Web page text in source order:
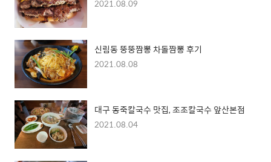
2021.08.09
신림동 뚱뚱짬뽕 차돌짬뽕 후기
2021.08.08
대구 동죽칼국수 맛집, 조조칼국수 앞산본점
2021.08.04